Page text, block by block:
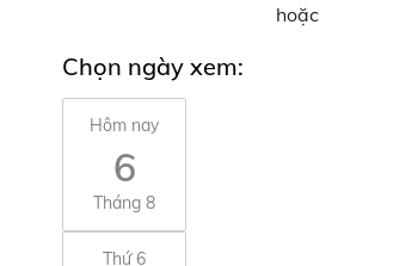
hoặc
Chọn ngày xem:
Hôm nay
6
Tháng 8
Thứ 6